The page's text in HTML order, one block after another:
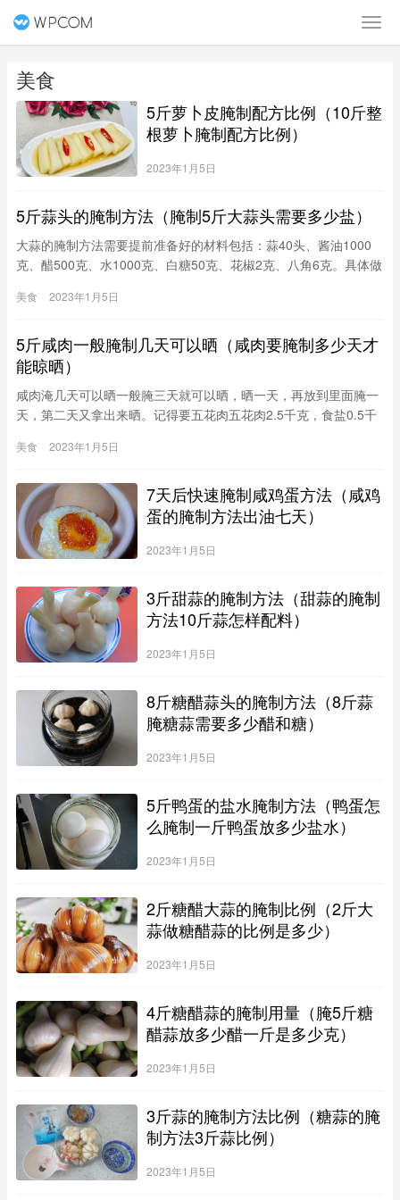
美食
5斤萝卜皮腌制配方比例（10斤整
根萝卜腌制配方比例）
2023年1月5日
5斤蒜头的腌制方法（腌制5斤大蒜头需要多少盐）
大蒜的腌制方法需要提前准备好的材料包括：蒜40头、酱油1000
克、醋500克、水1000克、白糖50克、花椒2克、八角6克。具体做
皮，放到盆里，用水泡一下。2、泡好的大蒜捞出来，放到篦子
椒、大料、白糖和水倒入锅里，大火煮开然后
美食 2023年1月5日
5斤咸肉一般腌制几天可以晒（咸肉要腌制多少天才
能晾晒）
咸肉淹几天可以晒一般腌三天就可以晒，晒一天，再放到里面腌一
天，第二天又拿出来晒。记得要五花肉五花肉2.5千克，食盐0.5千
（2）将肉切成0.5千克左右的块，用炒热的花椒盐将肉的表面全面
上，肉表面用干净的重物压住，盖住缸口。（3
美食 2023年1月5日
7天后快速腌制咸鸡蛋方法（咸鸡
蛋的腌制方法出油七天）
2023年1月5日
3斤甜蒜的腌制方法（甜蒜的腌制
方法10斤蒜怎样配料）
2023年1月5日
8斤糖醋蒜头的腌制方法（8斤蒜
腌糖蒜需要多少醋和糖）
2023年1月5日
5斤鸭蛋的盐水腌制方法（鸭蛋怎
么腌制一斤鸭蛋放多少盐水）
2023年1月5日
2斤糖醋大蒜的腌制比例（2斤大
蒜做糖醋蒜的比例是多少）
2023年1月5日
4斤糖醋蒜的腌制用量（腌5斤糖
醋蒜放多少醋一斤是多少克）
2023年1月5日
3斤蒜的腌制方法比例（糖蒜的腌
制方法3斤蒜比例）
2023年1月5日